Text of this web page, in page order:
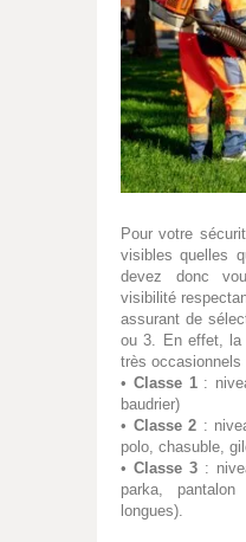
Pour votre
visibles quelles
devez donc
visibilité
assurant de
ou 3. En effet, la
très occasionnels
• Classe 1:
baudrier)
• Classe 2 :
polo, chasuble,
• Classe 3 :
parka,
longues).